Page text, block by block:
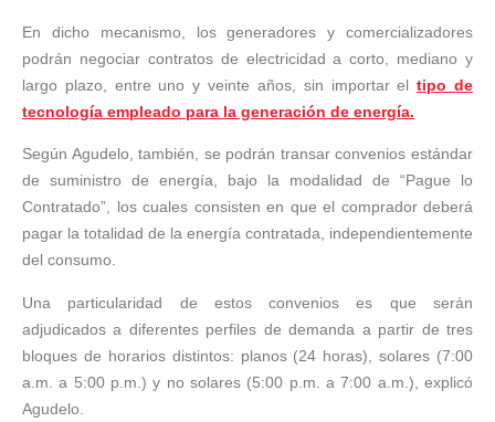
En dicho mecanismo, los generadores y comercializadores
podrán negociar contratos de electricidad a corto, mediano y
largo plazo, entre uno y veinte años, sin importar eltipo de
tecnología empleado para la generación de energía.
Según Agudelo, también, se podrán transar convenios estándar
de suministro de energía, bajo la modalidad de “Pague lo
Contratado”, los cuales consisten en que el comprador deberá
pagar la totalidad de la energía contratada, independientemente
del consumo.
Una particularidad de estos convenios es que serán
adjudicados a diferentes perfiles de demanda a partir de tres
bloques de horarios distintos: planos (24 horas), solares (7:00
a.m. a 5:00 p.m.) y no solares (5:00 p.m. a 7:00 a.m.), explicó
Agudelo.